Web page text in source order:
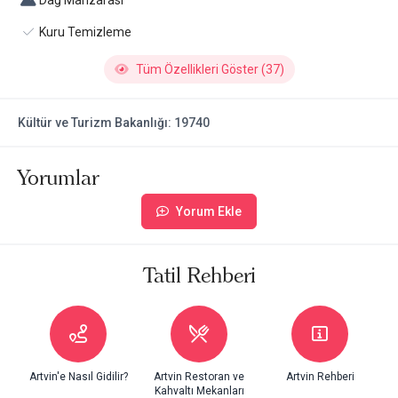
Kuru Temizleme
Tüm Özellikleri Göster (37)
Kültür ve Turizm Bakanlığı: 19740
Yorumlar
Yorum Ekle
Tatil Rehberi
Artvin'e Nasıl Gidilir?
Artvin Restoran ve
Kahvaltı Mekanları
Artvin Rehberi